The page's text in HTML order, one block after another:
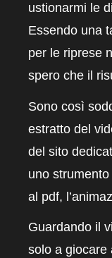
ustionarmi le
Essendo una
per le riprese
spero che il
Sono così
estratto del
del sito
uno
al pdf,
Guardando il
solo a giocare